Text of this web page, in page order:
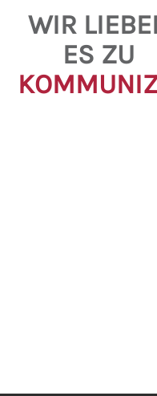
WIR
ES ZU